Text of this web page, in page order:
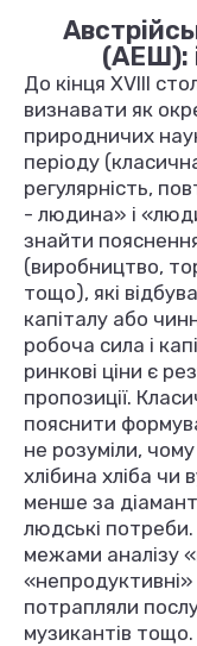
(АЕШ):
До кінця XVIII
визнавати як
природничих
періоду
регулярність,
- людина» і
знайти
(виробництво,
тощо), які
капіталу або
робоча сила і
ринкові ціни є
пропозиції.
пояснити
не розуміли,
хлібина хліба чи
менше за
людські
межами аналізу
«непродуктивні»
потрапляли
музикантів